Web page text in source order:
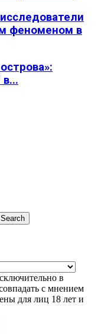
феноменом в
Search
в
с мнением
для лиц 18 лет и